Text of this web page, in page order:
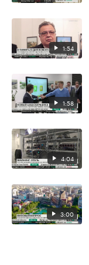
1:54
1:58
4:04
3:00